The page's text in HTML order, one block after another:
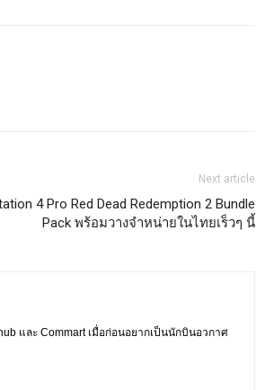
Next article
4 Pro Red Dead Redemption 2 Bundle
Pack พร้อมวางจำหน่ายในไทยเร็วๆ นี้
และ Commart เมื่อก่อนอยากเป็นนักบินอวกาศ